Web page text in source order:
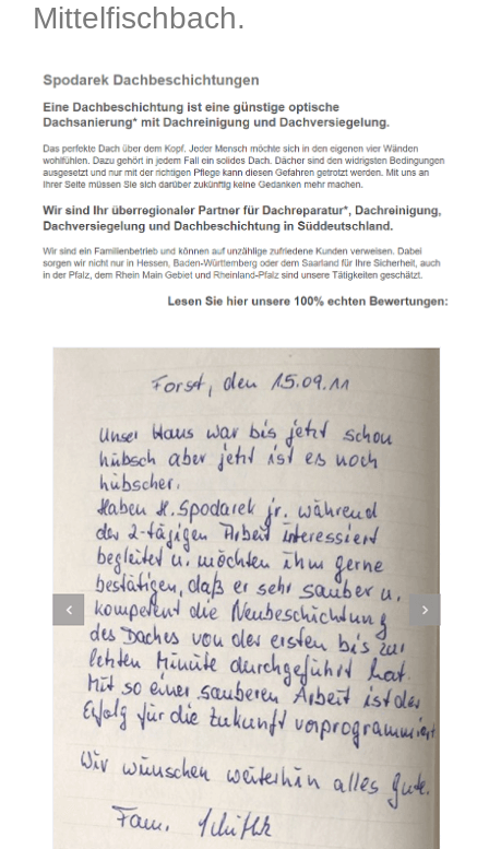
Mittelfischbach.